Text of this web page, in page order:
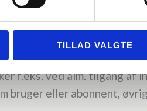
TILLAD VALGTE
eller andet omfang kan
f.eks. ved alm. tilgang af
bruger eller abonnent,